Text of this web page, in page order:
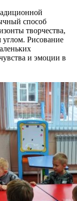
способ
творчества,
углом. Рисование
и эмоции в